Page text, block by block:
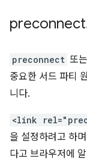
preconnect
preconnect 또는
중요한 서드 파티
니다.
<link
을 설정하려고 하
다고 브라우저에